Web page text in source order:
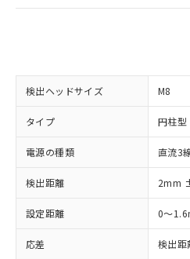
検出ヘッドサイズ M8
タイプ 円柱型
電源の種類 直流3
検出距離 2mm
設定距離 0～
応差 検出距